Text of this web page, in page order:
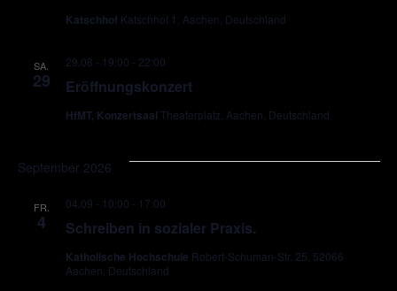
Katschhof Katschhof 1, Aachen, Deutschland
SA.
29 Eröffnungskonzert
29.08 - 19:00 - 22:00
HfMT, Konzertsaal Theaterplatz, Aachen, Deutschland
September 2026
FR.
4 Schreiben in sozialer Praxis.
04.09 - 10:00 - 17:00
Katholische Hochschule Robert-Schuman-Str. 25, 52066
Aachen, Deutschland